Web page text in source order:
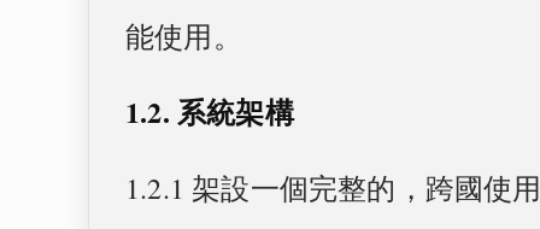
能使用。
1.2. 系統架構
1.2.1 架設一個完整的，跨國使